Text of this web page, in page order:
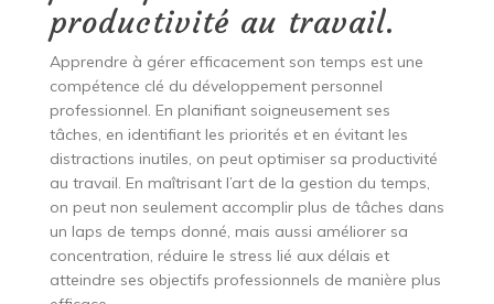
productivité au travail.
Apprendre à gérer efficacement son temps est une
compétence clé du développement personnel
professionnel. En planifiant soigneusement ses
tâches, en identifiant les priorités et en évitant les
distractions inutiles, on peut optimiser sa productivité
au travail. En maîtrisant l’art de la gestion du temps,
on peut non seulement accomplir plus de tâches dans
un laps de temps donné, mais aussi améliorer sa
concentration, réduire le stress lié aux délais et
atteindre ses objectifs professionnels de manière plus